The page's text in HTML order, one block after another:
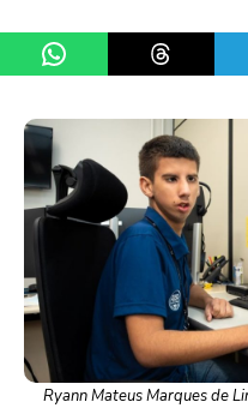
Share on WhatsApp
Share on
Ryann Mateus Marques de